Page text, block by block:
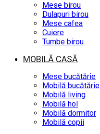
Mese birou
Dulapuri birou
Mese cafea
Cuiere
Tumbe birou
MOBILĂ CASĂ
Mese bucătărie
Mobilă bucătărie
Mobilă living
Mobilă hol
Mobilă dormitor
Mobilă copii